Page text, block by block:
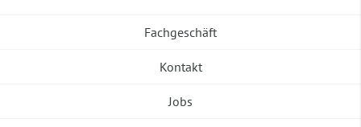
Fachgeschäft
Kontakt
Jobs